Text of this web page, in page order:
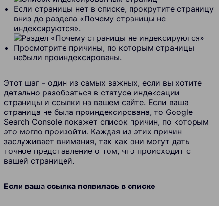
Если страницы нет в списке, прокрутите страницу
вниз до раздела «Почему страницы не
индексируются».
Просмотрите причины, по которым страницы
небыли проиндексированы.
Этот шаг – один из самых важных, если вы хотите
детально разобраться в статусе индексации
страницы и ссылки на вашем сайте. Если ваша
страница не была проиндексирована, то Google
Search Console покажет список причин, по которым
это могло произойти. Каждая из этих причин
заслуживает внимания, так как они могут дать
точное представление о том, что происходит с
вашей страницей.
Если ваша ссылка появилась в списке